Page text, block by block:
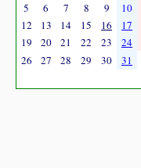
5
6 7 8 9 10
12
13 14 15 16 17
19
20 21 22 23 24
26
27 28 29 30 31